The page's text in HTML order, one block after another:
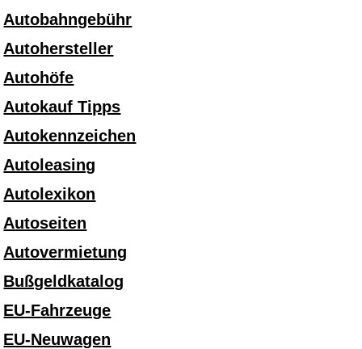
Autobahngebühr
Autohersteller
Autohöfe
Autokauf Tipps
Autokennzeichen
Autoleasing
Autolexikon
Autoseiten
Autovermietung
Bußgeldkatalog
EU-Fahrzeuge
EU-Neuwagen